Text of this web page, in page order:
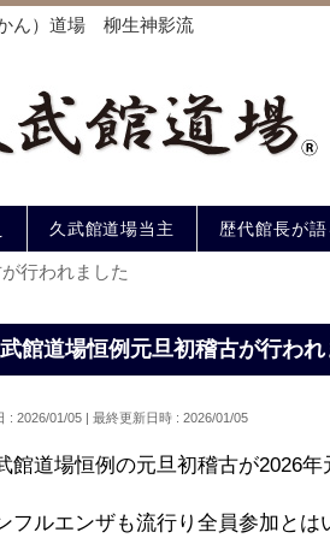
ん）道場 柳生神影流
久武館道場当主 歴代館長が
行われました
館道場恒例元旦初稽古が行われ
: 2026/01/05 最終更新日時 : 2026/01/05
館道場恒例の元旦初稽古が2026年
フルエンザも流行り全員参加と